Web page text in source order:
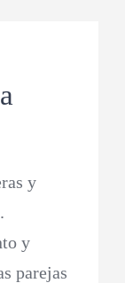
y
y
parejas